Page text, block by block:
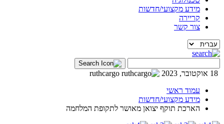
מידע מקצועי/חדשות
קריירה
צור קשר
עמוד ראשי
מידע מקצועי/חדשות
הארכת תוקף יצואן מאושר לתקופת המלחמה